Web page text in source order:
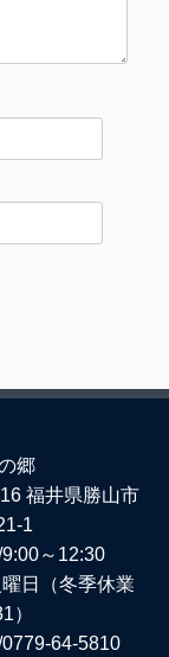
郷
福井県勝山市
1
～12:30
日（冬季休業
）
0779-64-5810